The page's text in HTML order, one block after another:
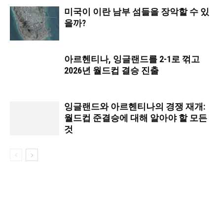
미국이 이란 남부 섬들을 장악할 수 있
을까?
아르헨티나, 잉글랜드를 2-1로 꺾고
2026년 월드컵 결승 진출
잉글랜드와 아르헨티나의 경쟁 재개:
월드컵 준결승에 대해 알아야 할 모든
것